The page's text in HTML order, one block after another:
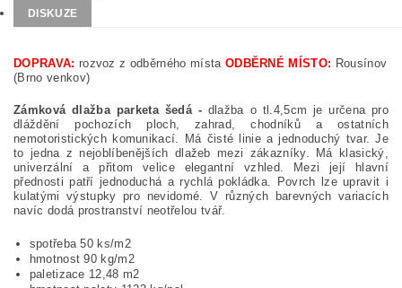
DISKUZE
DOPRAVA: rozvoz z odběrného místaODBĚRNÉ MÍSTO: Rousínov
(Brno venkov)
Zámková dlažba parketa šedá - dlažba o tl.4,5cm je určena pro
dláždění pochozích ploch, zahrad, chodníků a ostatních
nemotoristických komunikací. Má čisté linie a jednoduchý tvar. Je
to jedna z nejoblíbenějších dlažeb mezi zákazníky. Má klasický,
univerzální a přitom velice elegantní vzhled. Mezi její hlavní
přednosti patří jednoduchá a rychlá pokládka. Povrch lze upravit i
kulatými výstupky pro nevidomé. V různých barevných variacích
navíc dodá prostranství neotřelou tvář.
spotřeba 50 ks/m2
hmotnost 90 kg/m2
paletizace 12,48 m2